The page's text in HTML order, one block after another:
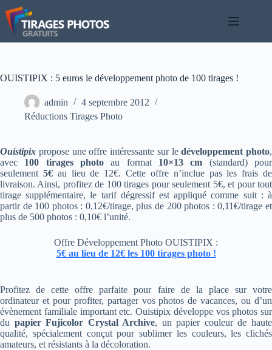
Passer
au
contenu
OUISTIPIX : 5 euros le développement photo de 100 tirages !
admin
4 septembre 2012
Réductions Tirages Photo
Ouistipix propose une offre intéressante sur ledéveloppement photo,
avec 100 tirages photo au format 10×13 cm (standard) pour
seulement 5€au lieu de 12€. Cette offre n’inclue pas les frais de
livraison. Ainsi, profitez de 100 tirages pour seulement 5€, et pour tout
tirage supplémentaire, le tarif dégressif est appliqué comme suit : à
partir de 100 photos : 0,12€/tirage, plus de 200 photos : 0,11€/tirage et
plus de 500 photos : 0,10€ l’unité.
Offre Développement Photo OUISTIPIX :
5€ au lieu de 12€ les 100 tirages photo !
Profitez de cette offre parfaite pour faire de la place sur votre
ordinateur et pour profiter, partager vos photos de vacances, ou d’un
évènement familiale important etc. Ouistipix développe vos photos sur
du papier Fujicolor Crystal Archive, un papier couleur de haute
qualité, spécialement conçut pour sublimer les couleurs, les clichés
amateurs, et résistants à la décoloration.